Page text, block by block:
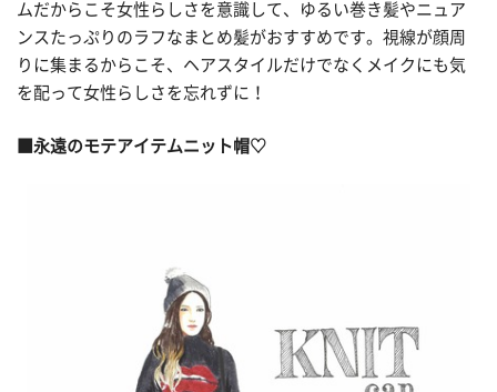
ムだからこそ女性らしさを意識して、ゆるい巻き髪やニュア
ンスたっぷりのラフなまとめ髪がおすすめです。視線が顔周
りに集まるからこそ、ヘアスタイルだけでなくメイクにも気
を配って女性らしさを忘れずに！
■永遠のモテアイテムニット帽♡